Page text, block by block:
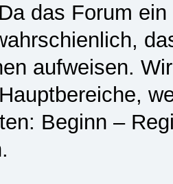
das Forum
aufweisen.
Beginn –